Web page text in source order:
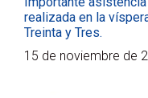
realizada en la
Treinta y Tres.
15 de noviembre de